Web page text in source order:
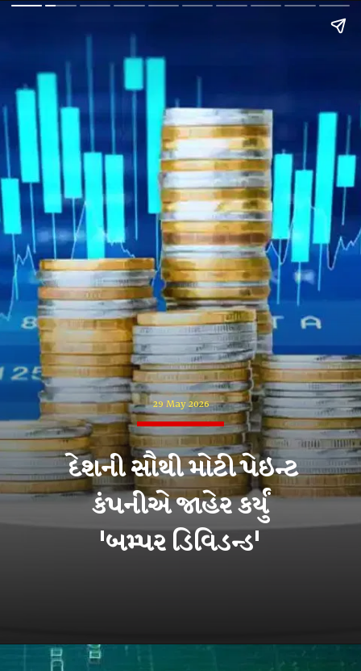
29 May 2026
દેશની સૌથી મોટી પેઇન્ટ
કંપનીએ જાહેર કર્યું
'બમ્પર ડિવિડન્ડ'